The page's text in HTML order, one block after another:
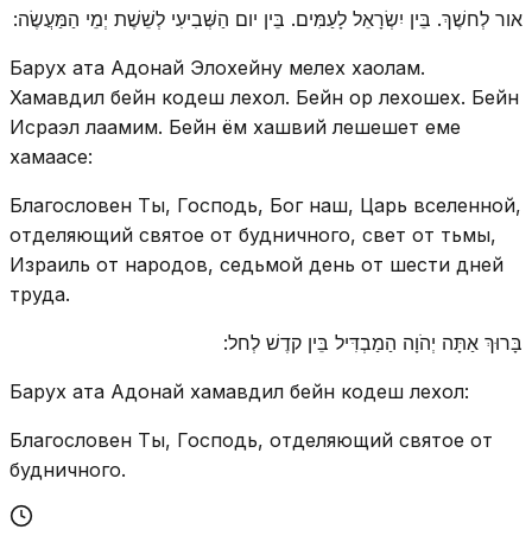
אור לְחשֶׁךְ. בֵּין יִשְׂרָאֵל לָעַמִּים. בֵּין יום הַשְּׁבִיעִי לְשֵׁשֶׁת יְמֵי הַמַּעֲשֶׂה:
Барух ата Адонай Элохейну мелех хаолам.
Хамавдил бейн кодеш лехол. Бейн ор лехошех. Бейн
Исраэл лаамим. Бейн ём хашвий лешешет еме
хамаасе:
Благословен Ты, Господь, Бог наш, Царь вселенной,
отделяющий святое от будничного, свет от тьмы,
Израиль от народов, седьмой день от шести дней
труда.
בָּרוּךְ אַתָּה יְהֹוָה הַמַבְדִּיל בֵּין קדֶשׁ לְחל:
Барух ата Адонай хамавдил бейн кодеш лехол:
Благословен Ты, Господь, отделяющий святое от
будничного.